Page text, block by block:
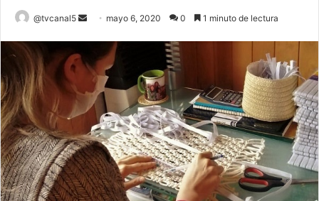
@tvcanal5
Send
email
mayo 6, 2020 0 1 minuto de lectura